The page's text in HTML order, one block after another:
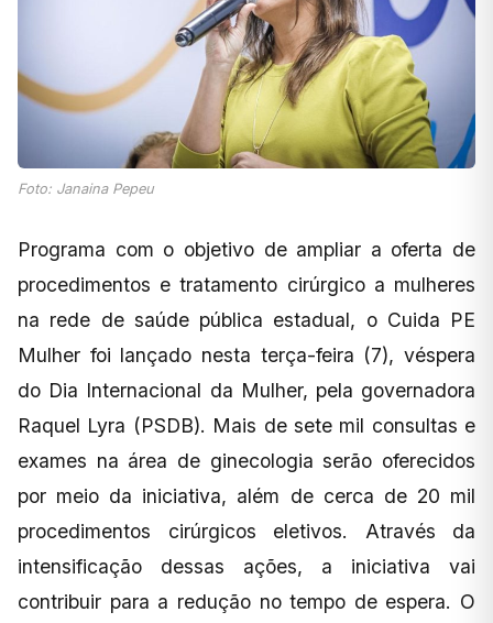
Foto: Janaina Pepeu
Programa com o objetivo de ampliar a oferta de
procedimentos e tratamento cirúrgico a mulheres
na rede de saúde pública estadual, o Cuida PE
Mulher foi lançado nesta terça-feira (7), véspera
do Dia Internacional da Mulher, pela governadora
Raquel Lyra (PSDB). Mais de sete mil consultas e
exames na área de ginecologia serão oferecidos
por meio da iniciativa, além de cerca de 20 mil
procedimentos cirúrgicos eletivos. Através da
intensificação dessas ações, a iniciativa vai
contribuir para a redução no tempo de espera. O